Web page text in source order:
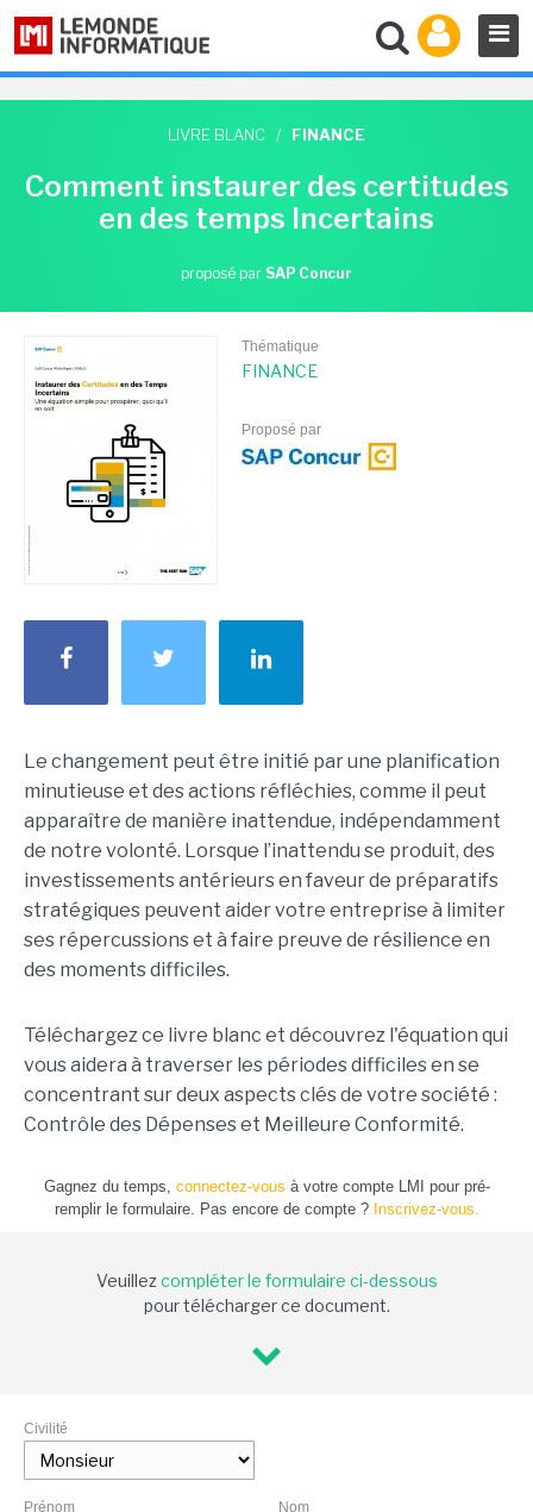
LIVRE BLANC / FINANCE
Comment instaurer des certitudes
en des temps Incertains
proposé par SAP Concur
Thématique
FINANCE
Proposé par
Le changement peut être initié par une planification
minutieuse et des actions réfléchies, comme il peut
apparaître de manière inattendue, indépendamment
de notre volonté. Lorsque l’inattendu se produit, des
investissements antérieurs en faveur de préparatifs
stratégiques peuvent aider votre entreprise à limiter
ses répercussions et à faire preuve de résilience en
des moments difficiles.
Téléchargez ce livre blanc et découvrez l'équation qui
vous aidera à traverser les périodes difficiles en se
concentrant sur deux aspects clés de votre société :
Contrôle des Dépenses et Meilleure Conformité.
Gagnez du temps, connectez-vous à votre compte LMI pour pré-
remplir le formulaire. Pas encore de compte ? Inscrivez-vous.
Veuillezcompléter le formulaire ci-dessous
pour télécharger ce document.
Civilité
Prénom Nom